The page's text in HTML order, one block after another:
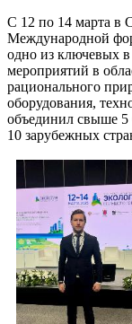
С 12 по 14 марта в
Международной
одно из ключевых
мероприятий в
рационального
оборудования,
объединил свыше 5
10 зарубежных